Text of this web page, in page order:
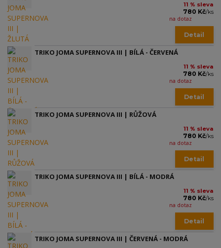
11 % sleva
780 Kč/ks
na dotaz
Detail
TRIKO JOMA SUPERNOVA III | BÍLÁ - ČERVENÁ
11 % sleva
780 Kč/ks
na dotaz
Detail
TRIKO JOMA SUPERNOVA III | RŮŽOVÁ
11 % sleva
780 Kč/ks
na dotaz
Detail
TRIKO JOMA SUPERNOVA III | BÍLÁ - MODRÁ
11 % sleva
780 Kč/ks
na dotaz
Detail
TRIKO JOMA SUPERNOVA III | ČERVENÁ - MODRÁ